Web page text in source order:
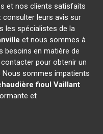
et nos clients satisfaits
consulter leurs avis sur
les spécialistes de la
et nous sommes à
besoins en matière de
pour obtenir un
Nous sommes impatients
fioul Vaillant
et